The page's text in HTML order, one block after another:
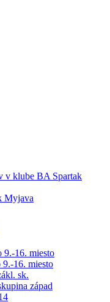
v klube BA Spartak
Myjava
9.-16. miesto
16. miesto
sk.
západ